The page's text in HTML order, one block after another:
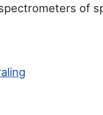
of